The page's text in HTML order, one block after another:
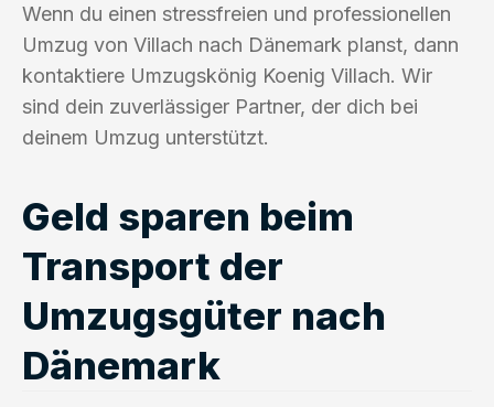
Wenn du einen stressfreien und professionellen
Umzug von Villach nach Dänemark planst, dann
kontaktiere Umzugskönig Koenig Villach. Wir
sind dein zuverlässiger Partner, der dich bei
deinem Umzug unterstützt.
Geld sparen beim
Transport der
Umzugsgüter nach
Dänemark